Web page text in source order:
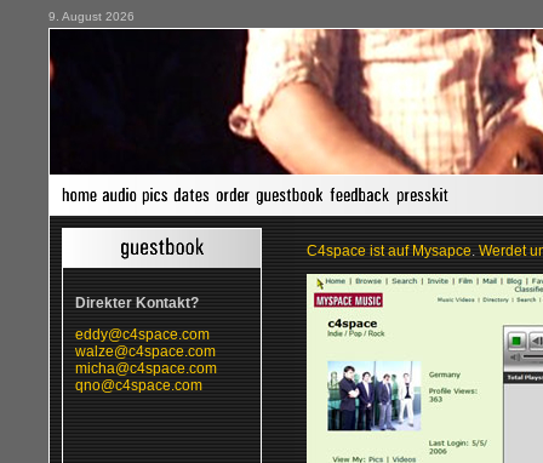
9. August 2026
Direkter Kontakt?
eddy@c4space.com
walze@c4space.com
micha@c4space.com
qno@c4space.com
C4space ist auf Mysapce. Werdet